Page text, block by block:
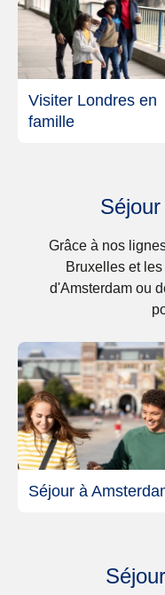
Visiter Londres en
famille
Grâce à nos
Bruxelles et
d'Amsterdam ou
Séjour à